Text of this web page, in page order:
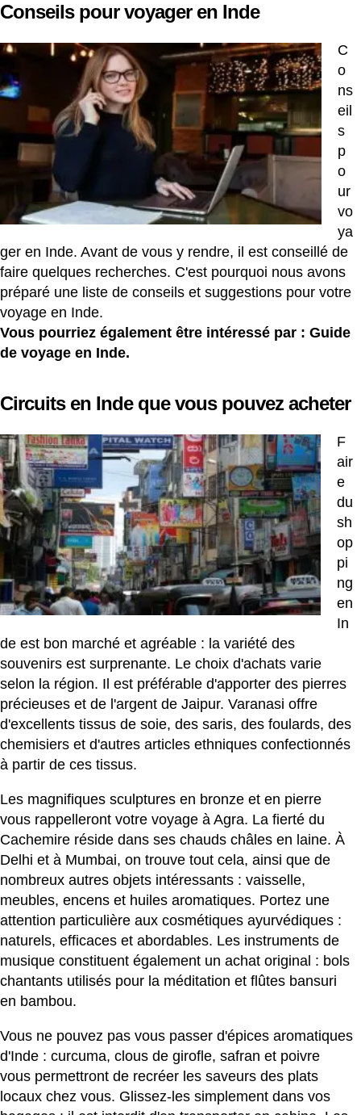
Conseils pour voyager en Inde
C
o
ns
eil
s
p
o
ur
vo
ya
ger en Inde. Avant de vous y rendre, il est conseillé de
faire quelques recherches. C'est pourquoi nous avons
préparé une liste de conseils et suggestions pour votre
voyage en Inde.
Vous pourriez également être intéressé par : Guide
de voyage en Inde.
Circuits en Inde que vous pouvez acheter
F
air
e
du
sh
op
pi
ng
en
In
de est bon marché et agréable : la variété des
souvenirs est surprenante. Le choix d'achats varie
selon la région. Il est préférable d'apporter des pierres
précieuses et de l'argent de Jaipur. Varanasi offre
d'excellents tissus de soie, des saris, des foulards, des
chemisiers et d'autres articles ethniques confectionnés
à partir de ces tissus.
Les magnifiques sculptures en bronze et en pierre
vous rappelleront votre voyage à Agra. La fierté du
Cachemire réside dans ses chauds châles en laine. À
Delhi et à Mumbai, on trouve tout cela, ainsi que de
nombreux autres objets intéressants : vaisselle,
meubles, encens et huiles aromatiques. Portez une
attention particulière aux cosmétiques ayurvédiques :
naturels, efficaces et abordables. Les instruments de
musique constituent également un achat original : bols
chantants utilisés pour la méditation et flûtes bansuri
en bambou.
Vous ne pouvez pas vous passer d'épices aromatiques
d'Inde : curcuma, clous de girofle, safran et poivre
vous permettront de recréer les saveurs des plats
locaux chez vous. Glissez-les simplement dans vos